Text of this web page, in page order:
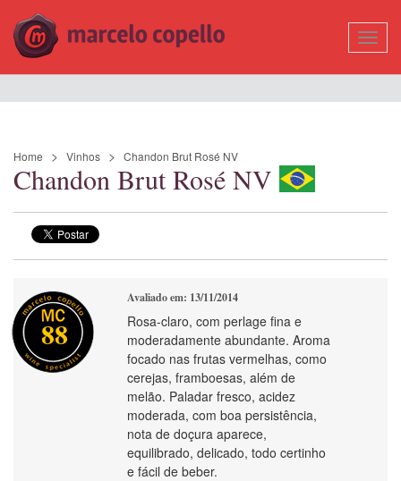
Home Vinhos Chandon Brut Rosé NV
Chandon Brut Rosé NV
88
Avaliado em: 13/11/2014
Rosa-claro, com perlage fina e
moderadamente abundante. Aroma
focado nas frutas vermelhas, como
cerejas, framboesas, além de
melão. Paladar fresco, acidez
moderada, com boa persistência,
nota de doçura aparece,
equilibrado, delicado, todo certinho
e fácil de beber.